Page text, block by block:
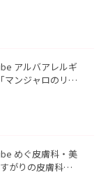
アルバアレルギ
マンジャロのリア
めぐ皮膚科・美
がりの皮膚科